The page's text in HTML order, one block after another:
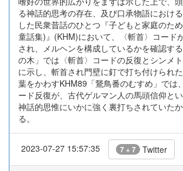
る神話的思考の存在、及び口承物語におけ
した民衆昔話のひとつ『子どもと家庭のた
童話集)』(KHM)において、〈斬首〉コード
され、メルヘンを構成しているかを確認す
の木」では〈斬首〉コードの反復とシンメ
に示し、斬首され門壁に釘で打ち付けられ
葉をかわすKHM89「鵞鳥番のむすめ」では
ード反復が、古代ゲルマン人の馬頭信仰と
神話的思惟にいかに強く裏打ちされていた
る。
2023-07-27 15:57:35 7 + 7 Twitter